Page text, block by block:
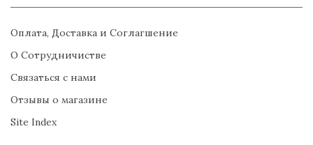
Оплата, Доставка и Соглагшение
О Сотрудничистве
Связаться с нами
Отзывы о магазине
Site Index